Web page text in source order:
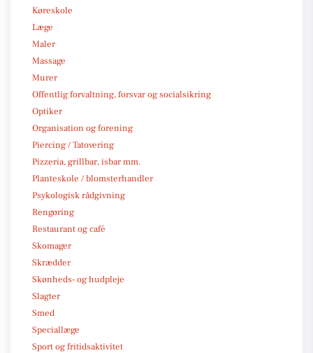
Køreskole
Læge
Maler
Massage
Murer
Offentlig forvaltning, forsvar og socialsikring
Optiker
Organisation og forening
Piercing / Tatovering
Pizzeria, grillbar, isbar mm.
Planteskole / blomsterhandler
Psykologisk rådgivning
Rengøring
Restaurant og café
Skomager
Skrædder
Skønheds- og hudpleje
Slagter
Smed
Speciallæge
Sport og fritidsaktivitet